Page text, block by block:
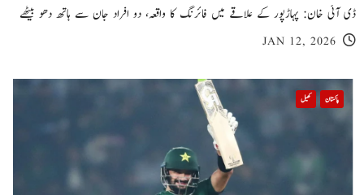
ڈی آئی خان: پہاڑپور کے علاقے میں فائرنگ کا واقعہ، دو افراد جان سے ہاتھ دھو بیٹھے
JAN 12, 2026
پاکستان کھیل